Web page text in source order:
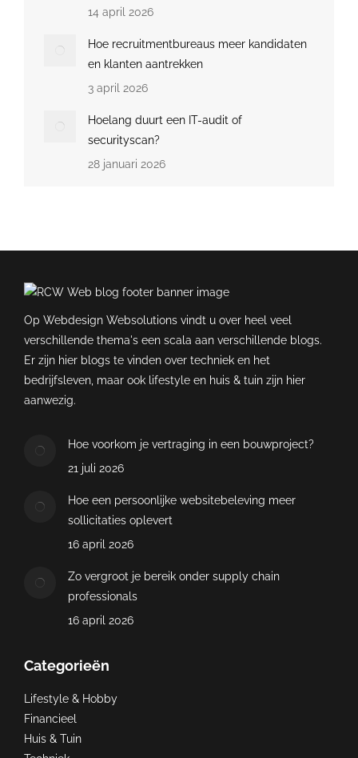
14 april 2026
Hoe recruitmentbureaus meer kandidaten
en klanten aantrekken
3 april 2026
Hoelang duurt een IT-audit of
securityscan?
28 januari 2026
Op Webdesign Websolutions vindt u over heel veel
verschillende thema's een scala aan verschillende blogs.
Er zijn hier blogs te vinden over techniek en het
bedrijfsleven, maar ook lifestyle en huis & tuin zijn hier
aanwezig.
Hoe voorkom je vertraging in een bouwproject?
21 juli 2026
Hoe een persoonlijke websitebeleving meer
sollicitaties oplevert
16 april 2026
Zo vergroot je bereik onder supply chain
professionals
16 april 2026
Categorieën
Lifestyle & Hobby
Financieel
Huis & Tuin